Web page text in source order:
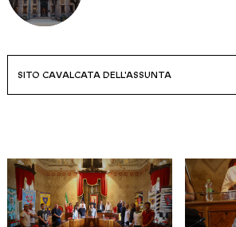
SITO CAVALCATA DELL'ASSUNTA